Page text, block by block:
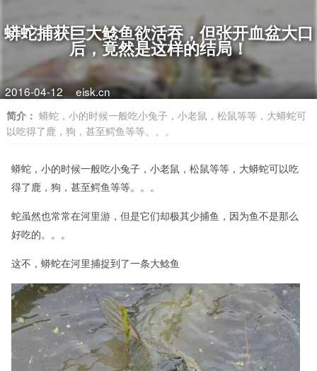
蟒蛇捕获巨大鲶鱼欲活吞，但张开血盆大口
后，竟然是这样的结局！
2016-04-12 eisk.cn
简介： 蟒蛇，小的时候一般吃小兔子，小老鼠，松鼠等等，大蟒蛇可
以吃得了鹿，狗，甚至鳄鱼等等。。。
蟒蛇，小的时候一般吃小兔子，小老鼠，松鼠等等，大蟒蛇可以吃
得了鹿，狗，甚至鳄鱼等等。。。
蛇虽然也常常在河里游，但是它们却极其少捕鱼，因为鱼不是那么
好吃的。。。
这不，蟒蛇在河里捕捉到了一条大鲶鱼